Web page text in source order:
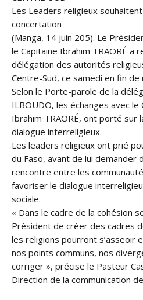
Les Leaders religieux
concertation
(Manga, 14 juin 205). Le
le Capitaine Ibrahim TRAORÉ a
délégation des autorités
Centre-Sud, ce samedi en fin de
Selon le Porte-parole de la
ILBOUDO, les échanges avec le
Ibrahim TRAORÉ, ont porté sur
dialogue interreligieux.
Les leaders religieux ont prié
du Faso, avant de lui demander
rencontre entre les
favoriser le dialogue
sociale.
« Dans le cadre de la cohésion
Président de créer des cadres
les religions pourront s’asseoir
nos points communs, nos
corriger », précise le Pasteur
Direction de la communication